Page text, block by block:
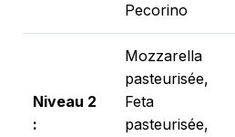
Pecorino
Niveau 2
:
Mozzarella
pasteurisée,
Feta
pasteurisée,